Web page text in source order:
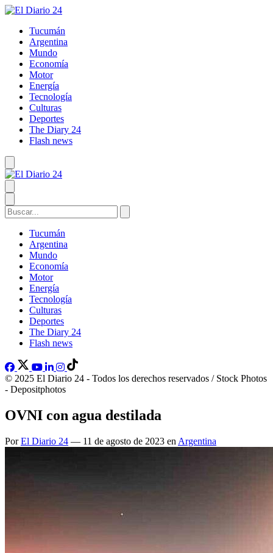
Tucumán
Argentina
Mundo
Economía
Motor
Energía
Tecnología
Culturas
Deportes
The Diary 24
Flash news
Tucumán
Argentina
Mundo
Economía
Motor
Energía
Tecnología
Culturas
Deportes
The Diary 24
Flash news
© 2025 El Diario 24 - Todos los derechos reservados / Stock Photos
- Depositphotos
OVNI con agua destilada
PorEl Diario 24 — 11 de agosto de 2023 en Argentina